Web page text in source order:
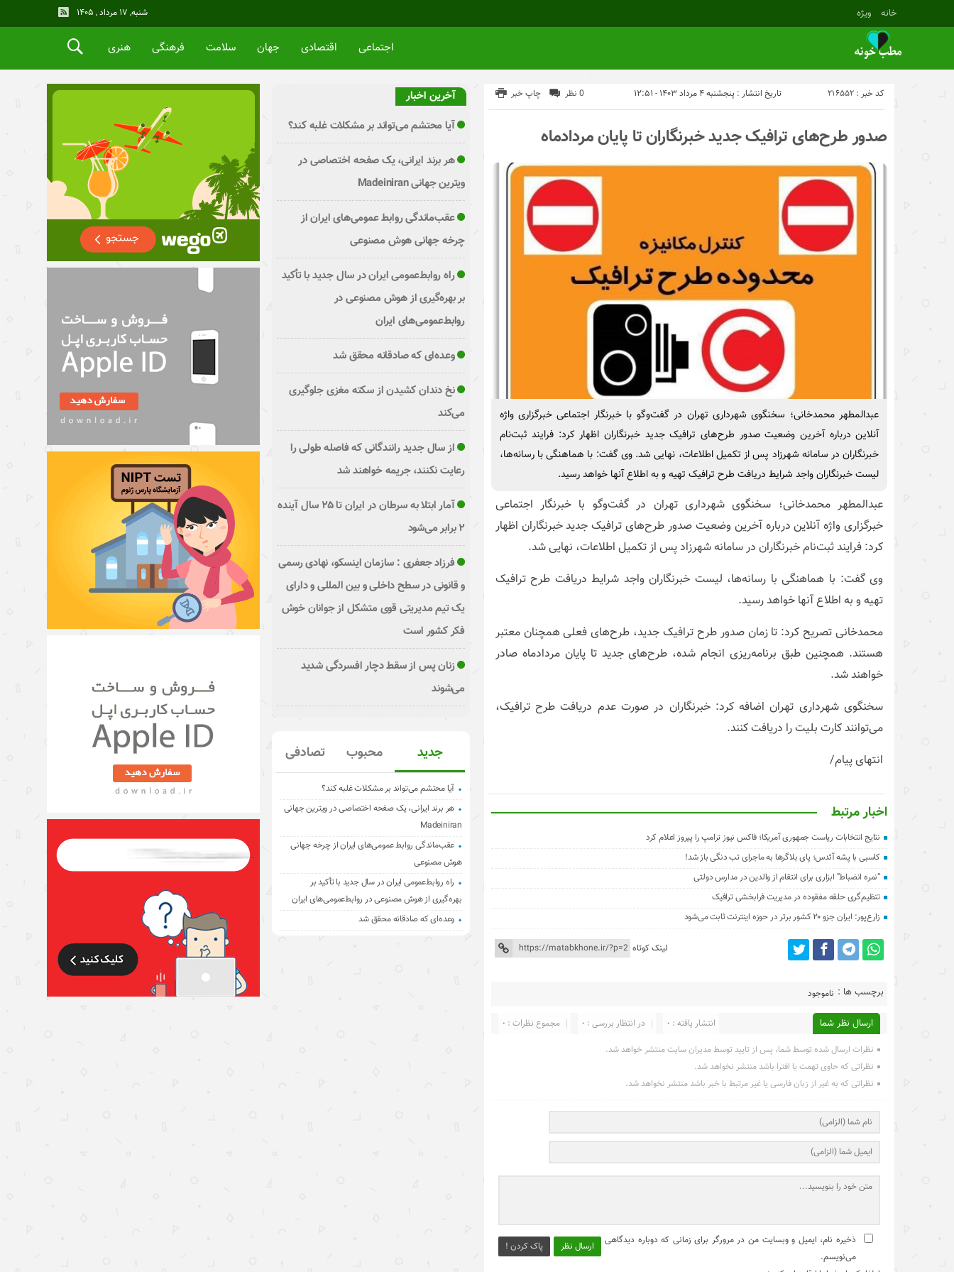
خانه ویژه شنبه, ۱۷ مرداد , ۱۴۰۵
اجتماعی اقتصادی جهان سلامت فرهنگی هنری
تاریخ انتشار : پنجشنبه ۴ مرداد ۱۴۰۳ - ۱۲:۵۱ کد خبر : 216552 چاپ خبر 0 نظر
صدور طرح‌های ترافیک جدید خبرنگاران تا پایان مردادماه
عبدالمطهر محمدخانی؛ سخنگوی شهرداری تهران در گفت‌وگو با خبرنگار اجتماعی خبرگزاری واژه
آنلاین درباره آخرین وضعیت صدور طرح‌های ترافیک جدید خبرنگاران اظهار کرد: فرایند ثبت‌نام
خبرنگاران در سامانه شهرزاد پس از تکمیل اطلاعات، نهایی شد. وی گفت: با هماهنگی با رسانه‌ها،
لیست خبرنگاران واجد شرایط دریافت طرح ترافیک تهیه و به اطلاع آنها خواهد رسید.
عبدالمطهر محمدخانی؛ سخنگوی شهرداری تهران در گفت‌وگو با خبرنگار اجتماعی
خبرگزاری واژه آنلاین درباره آخرین وضعیت صدور طرح‌های ترافیک جدید خبرنگاران اظهار
کرد: فرایند ثبت‌نام خبرنگاران در سامانه شهرزاد پس از تکمیل اطلاعات، نهایی شد.
وی گفت: با هماهنگی با رسانه‌ها، لیست خبرنگاران واجد شرایط دریافت طرح ترافیک
تهیه و به اطلاع آنها خواهد رسید.
محمدخانی تصریح کرد: تا زمان صدور طرح ترافیک جدید، طرح‌های فعلی همچنان معتبر
هستند. همچنین طبق برنامه‌ریزی انجام شده، طرح‌های جدید تا پایان مردادماه صادر
خواهند شد.
سخنگوی شهرداری تهران اضافه کرد: خبرنگاران در صورت عدم دریافت طرح ترافیک،
می‌توانند کارت بلیت را دریافت کنند.
انتهای پیام/
اخبار مرتبط
نتایج انتخابات ریاست جمهوری آمریکا؛ فاکس نیوز ترامپ را پیروز اعلام کرد
کاسبی با پشه آئدس؛ پای بلاگرها به ماجرای تب دنگی باز شد!
“نمره انضباط” ابزاری برای انتقام از والدین در مدارس دولتی
تنظیم‌گری حلقه مفقوده در مدیریت فرابخشی ترافیک
زارع‌پور: ایران جزو ۲۰ کشور برتر در حوزه اینترنت ثابت می‌شود
لینک کوتاه
برچسب ها : ناموجود
ارسال نظر شما مجموع نظرات : 0 در انتظار بررسی : 0 انتشار یافته : 0
نظرات ارسال شده توسط شما، پس از تایید توسط مدیران سایت منتشر خواهد شد.
نظراتی که حاوی تهمت یا افترا باشد منتشر نخواهد شد.
نظراتی که به غیر از زبان فارسی یا غیر مرتبط با خبر باشد منتشر نخواهد شد.
ارسال نظر پاک کردن !
ذخیره نام، ایمیل و وبسایت من در مرورگر برای زمانی که دوباره دیدگاهی
می‌نویسم.
آخرین اخبار
آیا محتشم می‌تواند بر مشکلات غلبه کند؟
هر برند ایرانی، یک صفحه اختصاصی در
ویترین جهانی Madeiniran
عقب‌ماندگی روابط عمومی‌های ایران از
چرخه جهانی هوش مصنوعی
راه روابط‌عمومی ایران در سال جدید با تأکید
بر بهره‌گیری از هوش مصنوعی در
روابط‌عمومی‌های ایران
وعده‌ای که صادقانه محقق شد
نخ دندان کشیدن از سکته مغزی جلوگیری
می‌کند
از سال جدید رانندگانی که فاصله طولی را
رعایت نکنند، جریمه خواهند شد
آمار ابتلا به سرطان در ایران تا ۲۵ سال آینده
۲ برابر می‌شود
فرزاد جعفری : سازمان اینسکو، نهادی رسمی
و قانونی در سطح داخلی و بین المللی و دارای
یک تیم مدیریتی قوی متشکل از جوانان خوش
فکر کشور است
زنان پس از سقط دچار افسردگی شدید
می‌شوند
جدید محبوب تصادفی
آیا محتشم می‌تواند بر مشکلات غلبه کند؟
هر برند ایرانی، یک صفحه اختصاصی در ویترین جهانی
Madeiniran
عقب‌ماندگی روابط عمومی‌های ایران از چرخه جهانی
هوش مصنوعی
راه روابط‌عمومی ایران در سال جدید با تأکید بر
بهره‌گیری از هوش مصنوعی در روابط‌عمومی‌های ایران
وعده‌ای که صادقانه محقق شد